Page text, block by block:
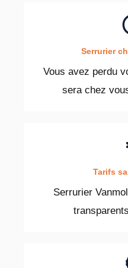
Serrurier
Vous avez perdu
sera chez
Tarifs
Serrurier